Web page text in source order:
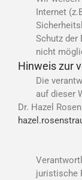
Internet
Schutz der
nicht
Hinweis zur
Die
auf dieser
Dr. Hazel
juristische